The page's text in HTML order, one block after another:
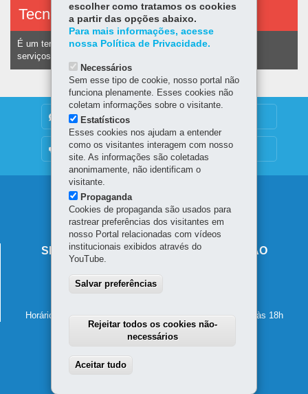
Tecnologias assistivas
É um termo utilizado para identificar recursos e
serviços voltados a pessoas com deficiência.
DENUNCIE CORRUPÇÃO
OUVIDORIA
Navegação
principal
SECRETARIA DE ESTADO DA EDUCAÇÃO
80610-011-Curitiba
Horário de atendimento: de segunda a sexta-feira, das 8h às 18h
escolher como tratamos os cookies
a partir das opções abaixo.
Para mais informações, acesse
nossa Política de Privacidade.
Necessários
Sem esse tipo de cookie, nosso portal não
funciona plenamente. Esses cookies não
coletam informações sobre o visitante.
Estatísticos
Esses cookies nos ajudam a entender
como os visitantes interagem com nosso
site. As informações são coletadas
anonimamente, não identificam o
visitante.
Propaganda
Cookies de propaganda são usados para
rastrear preferências dos visitantes em
nosso Portal relacionadas com vídeos
institucionais exibidos através do
YouTube.
Salvar preferências
Rejeitar todos os cookies não-
necessários
Aceitar tudo